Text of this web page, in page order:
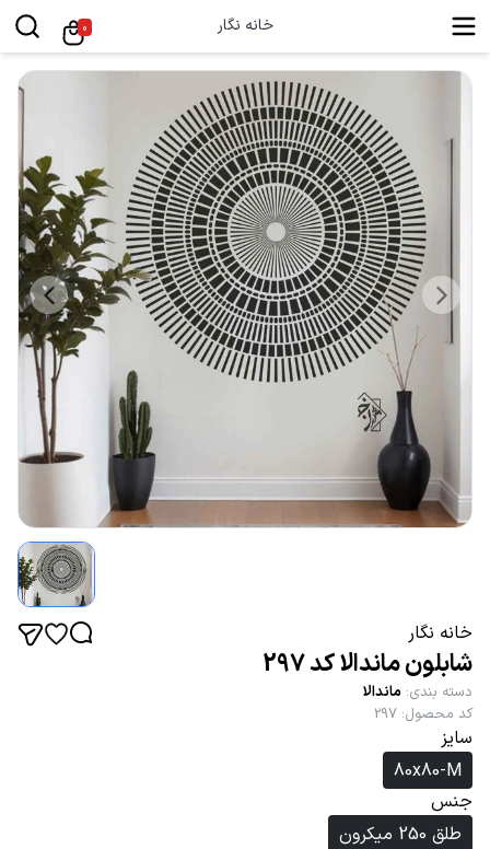
خانه نگار 0
خانه نگار
شابلون ماندالا کد 297
دسته بندی: ماندالا
کد محصول:
297
سایز
80x80-M
جنس
طلق 250 میکرون